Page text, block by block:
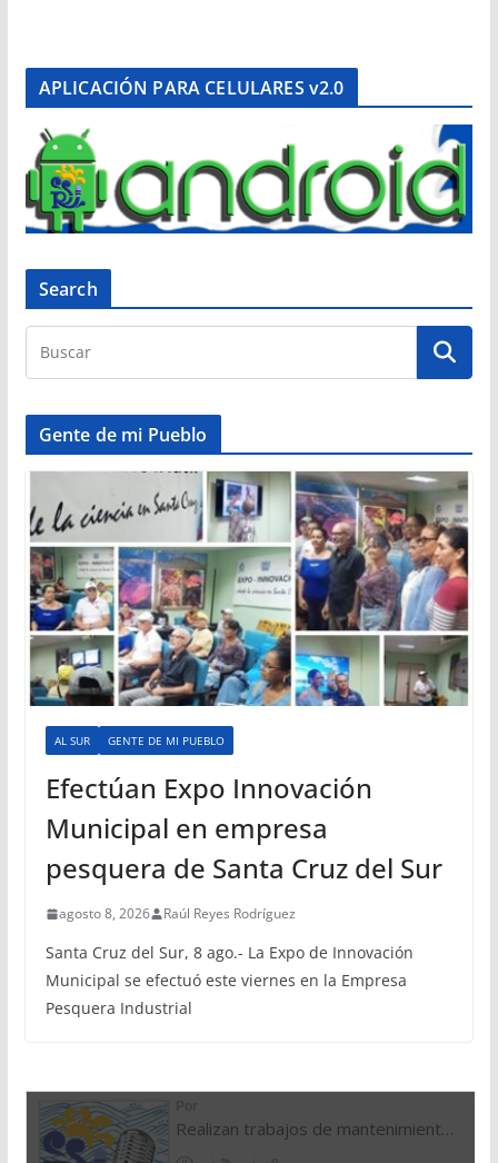
APLICACIÓN PARA CELULARES v2.0
Search
Gente de mi Pueblo
AL SUR GENTE DE MI PUEBLO
Efectúan Expo Innovación
Municipal en empresa
pesquera de Santa Cruz del Sur
agosto 8, 2026 Raúl Reyes Rodríguez
Santa Cruz del Sur, 8 ago.- La Expo de Innovación
Municipal se efectuó este viernes en la Empresa
Pesquera Industrial